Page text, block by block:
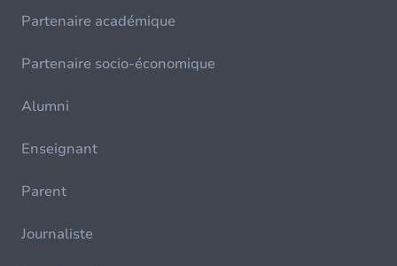
Partenaire académique
Partenaire socio-économique
Alumni
Enseignant
Parent
Journaliste